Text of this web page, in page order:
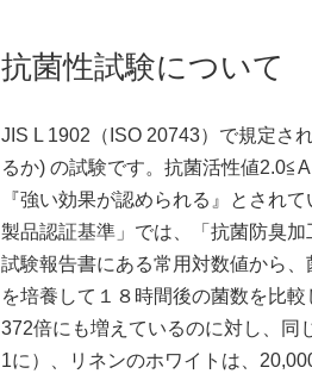
抗菌性試験について
JIS L 1902（ISO 20743）で規定さ
るか) の試験です。抗菌活性値
『強い効果が認められる』とされ
製品認証基準」では、「抗菌防臭
試験報告書にある常用対数値から
を培養して１８時間後の菌数を比
372倍にも増えているのに対し、
1に）、リネンのホワイトは、